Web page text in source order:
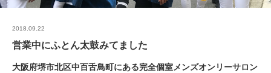
2018.09.22
営業中にふとん太鼓みてました
大阪府堺市北区中百舌鳥町にある完全個室メンズオンリーサロン